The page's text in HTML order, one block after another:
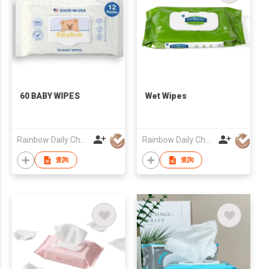
60 BABY WIPES
Rainbow Daily Chemical Co., Ltd
查詢
Wet Wipes
Rainbow Daily Chemical Co., Ltd
查詢